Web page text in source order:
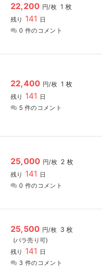
22,200 円/枚 1 枚
残り 141 日
0 件のコメント
22,400 円/枚 1 枚
残り 141 日
5 件のコメント
25,000 円/枚 2 枚
残り 141 日
0 件のコメント
25,500 円/枚 3 枚
残り 141 日
3 件のコメント